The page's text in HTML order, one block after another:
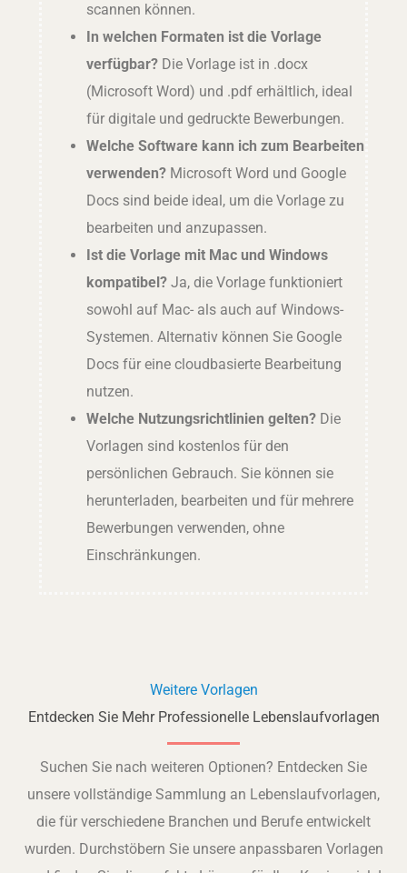
scannen können.
In welchen Formaten ist die Vorlage
verfügbar?Die Vorlage ist in .docx
(Microsoft Word) und .pdf erhältlich, ideal
für digitale und gedruckte Bewerbungen.
Welche Software kann ich zum Bearbeiten
verwenden?Microsoft Word und Google
Docs sind beide ideal, um die Vorlage zu
bearbeiten und anzupassen.
Ist die Vorlage mit Mac und Windows
kompatibel?Ja, die Vorlage funktioniert
sowohl auf Mac- als auch auf Windows-
Systemen. Alternativ können Sie Google
Docs für eine cloudbasierte Bearbeitung
nutzen.
Welche Nutzungsrichtlinien gelten?Die
Vorlagen sind kostenlos für den
persönlichen Gebrauch. Sie können sie
herunterladen, bearbeiten und für mehrere
Bewerbungen verwenden, ohne
Einschränkungen.
Weitere Vorlagen
Entdecken Sie Mehr Professionelle Lebenslaufvorlagen
Suchen Sie nach weiteren Optionen? Entdecken Sie
unsere vollständige Sammlung an Lebenslaufvorlagen,
die für verschiedene Branchen und Berufe entwickelt
wurden. Durchstöbern Sie unsere anpassbaren Vorlagen